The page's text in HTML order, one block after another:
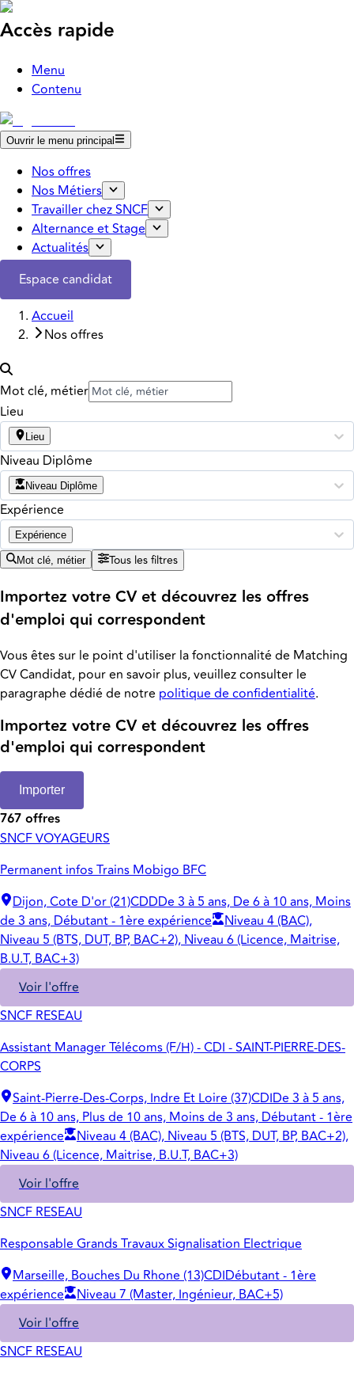
Accès rapide
Menu
Contenu
Ouvrir le menu principal
Nos offres
Nos Métiers
Travailler chez SNCF
Alternance et Stage
Actualités
Espace candidat
Accueil
Nos offres
Mot clé, métier
Lieu
Lieu
Niveau Diplôme
Niveau Diplôme
Expérience
Expérience
Mot clé, métier Tous les filtres
Importez votre CV et découvrez les offres
d'emploi qui correspondent
Vous êtes sur le point d'utiliser la fonctionnalité de Matching
CV Candidat, pour en savoir plus, veuillez consulter le
paragraphe dédié de notre politique de confidentialité.
Importez votre CV et découvrez les offres
d'emploi qui correspondent
Importer
767 offres
SNCF VOYAGEURS
Permanent infos Trains Mobigo BFC
Dijon, Cote D'or (21)CDDDe 3 à 5 ans, De 6 à 10 ans, Moins
de 3 ans, Débutant - 1ère expérience
Niveau 4 (BAC),
Niveau 5 (BTS, DUT, BP, BAC+2), Niveau 6 (Licence, Maitrise,
B.U.T, BAC+3)
Voir l'offre
SNCF RESEAU
Assistant Manager Télécoms (F/H) - CDI - SAINT-PIERRE-DES-
CORPS
Saint-Pierre-Des-Corps, Indre Et Loire (37)CDIDe 3 à 5 ans,
De 6 à 10 ans, Plus de 10 ans, Moins de 3 ans, Débutant - 1ère
expérience
Niveau 4 (BAC), Niveau 5 (BTS, DUT, BP, BAC+2),
Niveau 6 (Licence, Maitrise, B.U.T, BAC+3)
Voir l'offre
SNCF RESEAU
Responsable Grands Travaux Signalisation Electrique
Marseille, Bouches Du Rhone (13)CDIDébutant - 1ère
expérience
Niveau 7 (Master, Ingénieur, BAC+5)
Voir l'offre
SNCF RESEAU